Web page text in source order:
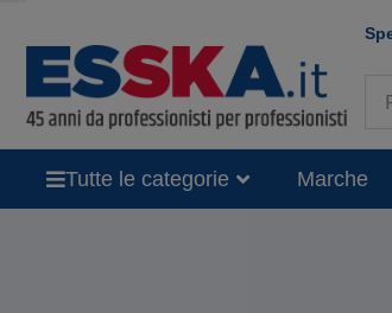
Tutte le categorie Marche